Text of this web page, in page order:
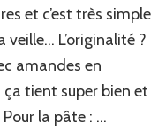
et c’est très simple
L’originalité ?
amandes en
tient super bien et
la pâte : …